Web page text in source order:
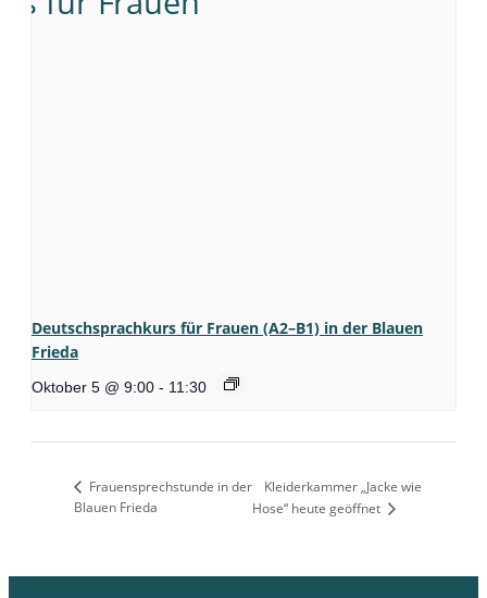
Deutschsprachkurs für Frauen (A2–B1) in der Blauen
Frieda
Oktober 5 @ 9:00 - 11:30
Frauensprechstunde in der
Blauen Frieda
Kleiderkammer „Jacke wie
Hose“ heute geöffnet